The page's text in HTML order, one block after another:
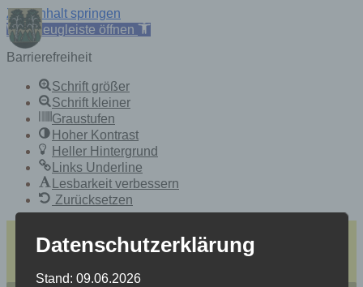
Zum Inhalt springen
Werkzeugleiste öffnen
Barrierefreiheit
Schrift größer
Schrift kleiner
Graustufen
Hoher Kontrast
Heller Hintergrund
Links Underline
Lesbarkeit verbessern
Zurücksetzen
contentHeidersdorf
Mitten im Spielzeugland Erzgebirge
Datenschutzerklärung
Stand: 09.06.2026